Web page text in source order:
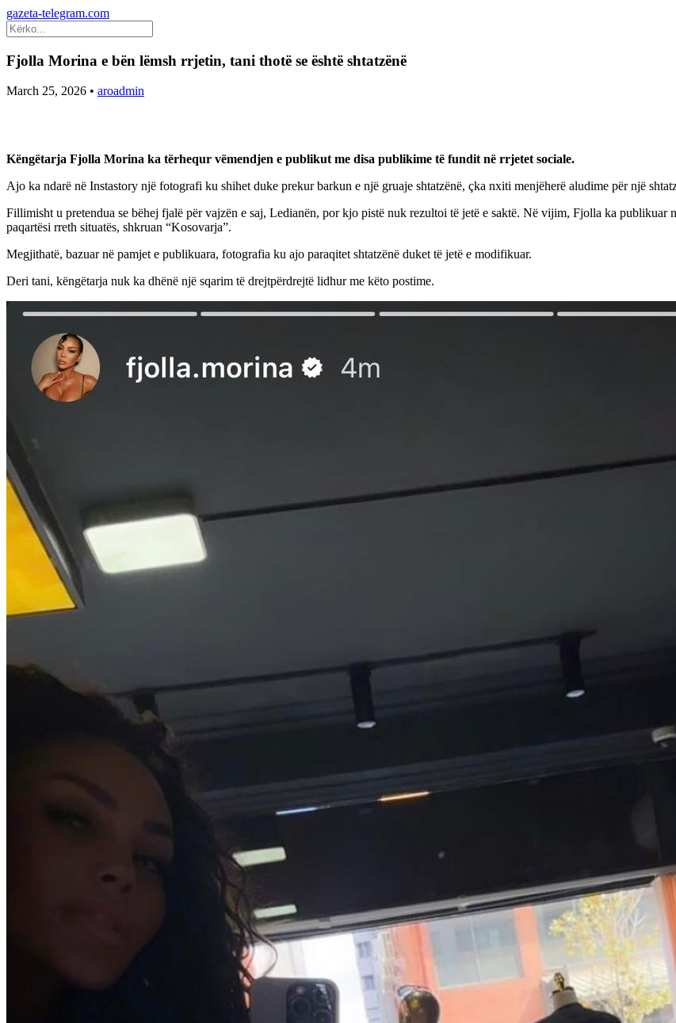
gazeta-telegram.com
Fjolla Morina e bën lëmsh rrjetin, tani thotë se është shtatzënë
March 25, 2026 • aroadmin
Këngëtarja Fjolla Morina ka tërhequr vëmendjen e publikut me disa publikime të fundit në rrjetet sociale.
Ajo ka ndarë në Instastory një fotografi ku shihet duke prekur barkun e një gruaje shtatzënë, çka nxiti menjëherë aludime për një
Fillimisht u pretendua se bëhej fjalë për vajzën e saj, Ledianën, por kjo pistë nuk rezultoi të jetë e saktë. Në vijim, Fjolla ka publikuar
paqartësi rreth situatës, shkruan “Kosovarja”.
Megjithatë, bazuar në pamjet e publikuara, fotografia ku ajo paraqitet shtatzënë duket të jetë e modifikuar.
Deri tani, këngëtarja nuk ka dhënë një sqarim të drejtpërdrejtë lidhur me këto postime.